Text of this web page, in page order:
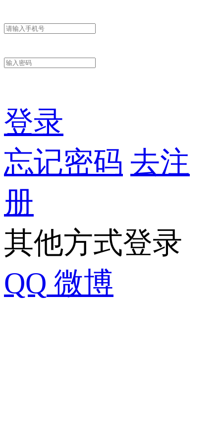
登录
忘记密码 去注
册
其他方式登录
QQ 微博